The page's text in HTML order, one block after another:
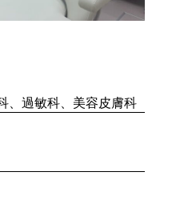
、過敏科、美容皮膚科